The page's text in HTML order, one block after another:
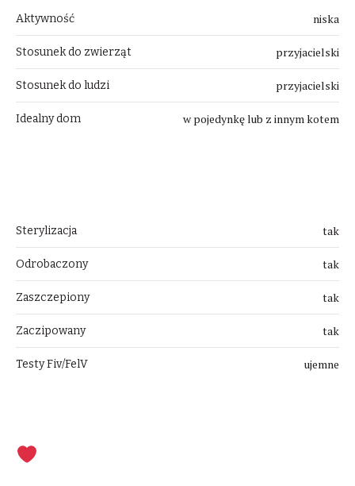
Aktywność niska
Stosunek do zwierząt przyjacielski
Stosunek do ludzi przyjacielski
Idealny dom w pojedynkę lub z innym kotem
Sterylizacja tak
Odrobaczony tak
Zaszczepiony tak
Zaczipowany tak
Testy Fiv/FelV ujemne